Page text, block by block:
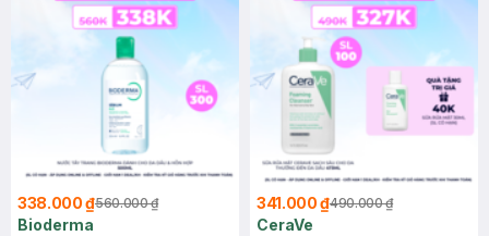
338.000 ₫560.000 ₫
Bioderma
341.000 ₫490.000 ₫
CeraVe